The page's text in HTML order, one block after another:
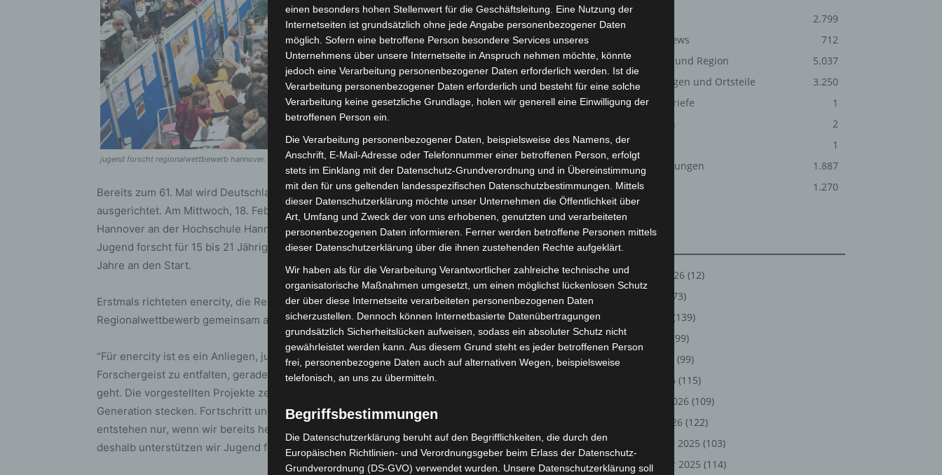
jugend forscht regionalwettbewerb hannover. – foto: hochschule hannover / moritz küstner
Bereits zum 61. Mal wird Deutschlands bekanntester Nachwuchswettbewerb Jugend forscht
ausgerichtet. Am Mittwoch, 18. Februar, kamen 120 junge Forschende zum Regionalwettbewerb
Hannover an der Hochschule Hannover zusammen. Insgesamt gingen 31 Projekte in der Sparte
Jugend forscht für 15 bis 21 Jährige sowie 44 Projekte in der Sparte Jugend forscht junior bis 14
Jahre an den Start.
Erstmals richteten enercity, die Region Hannover und die Hochschule Hannover den
Regionalwettbewerb gemeinsam aus.
“Für enercity ist es ein Anliegen, junge Menschen dabei zu unterstützen, ihre Neugier und ihren
Forschergeist zu entfalten, gerade wenn es um Zukunftsthemen wie Energie und Nachhaltigkeit
geht. Die vorgestellten Projekte zeigen eindrucksvoll, wie viel Energie und Ideen in der nächsten
Generation stecken. Fortschritt und echte Lösungen für die Herausforderungen von morgen
entstehen nur, wenn wir bereits heute Talente fördern und ihnen eine Bühne geben. Genau
deshalb unterstützen wir Jugend forscht“, erklärt Jan Trense, Geschäftsführer enercity Netz.
2.799
Corona-News
712
Hannover und Region
5.037
Langenhagen und Ortsteile
3.250
Leserbriefe
1
Menschen
2
Über uns
1
Veranstaltungen
1.887
Welt
1.270
August 2026 (12)
(73)
(139)
(99)
(99)
März 2026 (115)
Februar 2026 (109)
Januar 2026 (122)
Dezember 2025 (103)
November 2025 (114)
einen besonders hohen Stellenwert für die Geschäftsleitung. Eine Nutzung der
Internetseiten ist grundsätzlich ohne jede Angabe personenbezogener Daten
möglich. Sofern eine betroffene Person besondere Services unseres
Unternehmens über unsere Internetseite in Anspruch nehmen möchte, könnte
jedoch eine Verarbeitung personenbezogener Daten erforderlich werden. Ist die
Verarbeitung personenbezogener Daten erforderlich und besteht für eine solche
Verarbeitung keine gesetzliche Grundlage, holen wir generell eine Einwilligung der
betroffenen Person ein.
Die Verarbeitung personenbezogener Daten, beispielsweise des Namens, der
Anschrift, E-Mail-Adresse oder Telefonnummer einer betroffenen Person, erfolgt
stets im Einklang mit der Datenschutz-Grundverordnung und in Übereinstimmung
mit den für uns geltenden landesspezifischen Datenschutzbestimmungen. Mittels
dieser Datenschutzerklärung möchte unser Unternehmen die Öffentlichkeit über
Art, Umfang und Zweck der von uns erhobenen, genutzten und verarbeiteten
personenbezogenen Daten informieren. Ferner werden betroffene Personen mittels
dieser Datenschutzerklärung über die ihnen zustehenden Rechte aufgeklärt.
Wir haben als für die Verarbeitung Verantwortlicher zahlreiche technische und
organisatorische Maßnahmen umgesetzt, um einen möglichst lückenlosen Schutz
der über diese Internetseite verarbeiteten personenbezogenen Daten
sicherzustellen. Dennoch können Internetbasierte Datenübertragungen
grundsätzlich Sicherheitslücken aufweisen, sodass ein absoluter Schutz nicht
gewährleistet werden kann. Aus diesem Grund steht es jeder betroffenen Person
frei, personenbezogene Daten auch auf alternativen Wegen, beispielsweise
telefonisch, an uns zu übermitteln.
Begriffsbestimmungen
Die Datenschutzerklärung beruht auf den Begrifflichkeiten, die durch den
Europäischen Richtlinien- und Verordnungsgeber beim Erlass der Datenschutz-
Grundverordnung (DS-GVO) verwendet wurden. Unsere Datenschutzerklärung soll